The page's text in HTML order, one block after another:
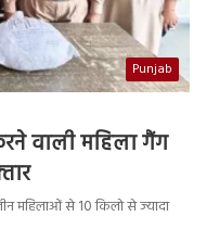
Punjab
वाली महिला गैंग
महिलाओं से 10 किलो से ज्यादा